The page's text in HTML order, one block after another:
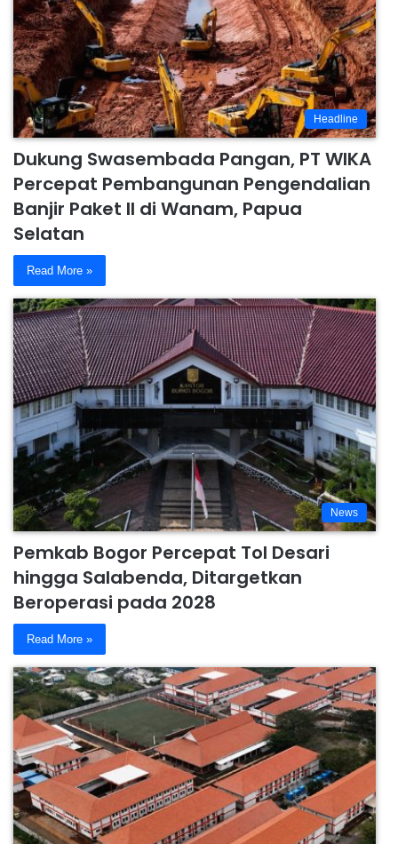
Headline
Dukung Swasembada Pangan, PT WIKA
Percepat Pembangunan Pengendalian
Banjir Paket II di Wanam, Papua
Selatan
Read More »
News
Pemkab Bogor Percepat Tol Desari
hingga Salabenda, Ditargetkan
Beroperasi pada 2028
Read More »